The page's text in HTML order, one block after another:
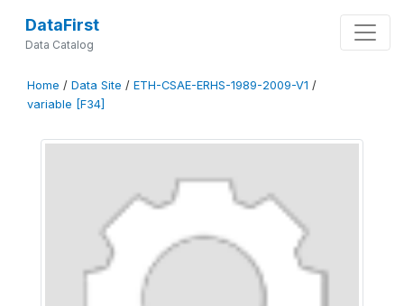
DataFirst
Data Catalog
Home / Data Site / ETH-CSAE-ERHS-1989-2009-V1 /
variable [F34]